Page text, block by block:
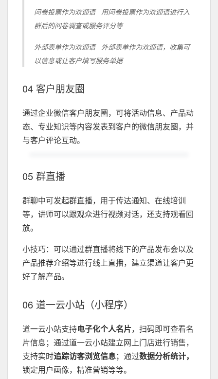
问卷投票作为欢迎语 用问卷投票作为欢迎语进行入
群后的问卷调查或服务评分等
外部表单作为欢迎语 外部表单作为欢迎语，收集可
以信息或让客户填写服务单据
04 客户朋友圈
通过企业微信客户朋友圈，可将活动信息、产品动
态、专业知识等内容发表到客户的微信朋友圈，并
与客户评论互动。
05 群直播
群聊中可发起群直播，用于传达通知、在线培训
等，讲师可以跟观众进行视频对话，还支持观看回
放。
小技巧：可以通过群直播将线下的产品发布会以及
产品推荐介绍等进行线上直播，建立渠道让客户更
好了解产品。
06 道一云小站（小程序）
道一云小站支持电子化个人名片，扫码即可查看名
片信息；通过道一云小站建立网上门店进行销售，
支持实时追踪访客浏览信息；通过数据分析统计，
锁定用户画像，精准营销等等。